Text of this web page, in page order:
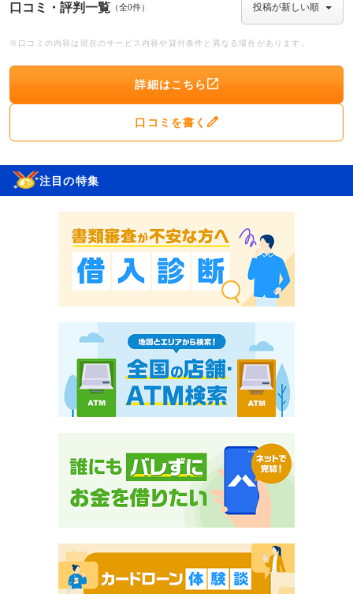
口コミ・評判一覧 （全0件）
※口コミの内容は現在のサービス内容や貸付条件と異なる場合があります。
詳細はこちら
口コミを書く
注目の特集